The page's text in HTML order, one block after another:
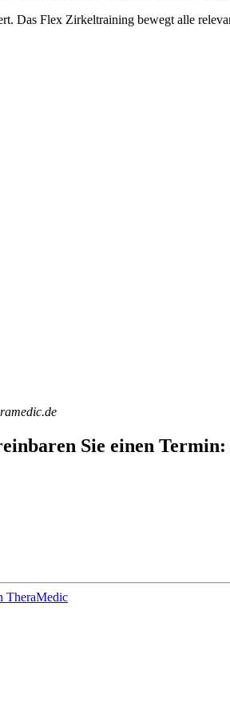
Das Flex Zirkeltraining bewegt alle
Sie einen Termin: